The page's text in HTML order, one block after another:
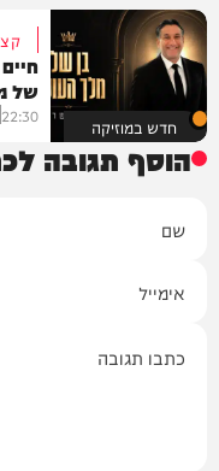
חדש במוזיקה
של
22:30
הוסף תגובה